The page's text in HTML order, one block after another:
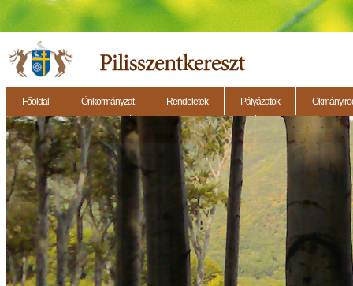
Főoldal Önkormányzat Rendeletek Pályázatok
2014.11.27. - Testületi ülés 2014.12.28. - Testületi ülés 2014.11.13. - Testületi